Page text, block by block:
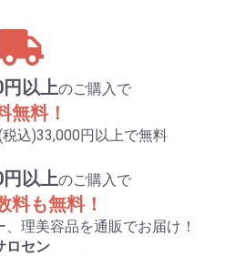
以上のご購入で
無料！
込)33,000円以上で無料
以上のご購入で
料も無料！
理美容品を通販でお届け！
ロセン